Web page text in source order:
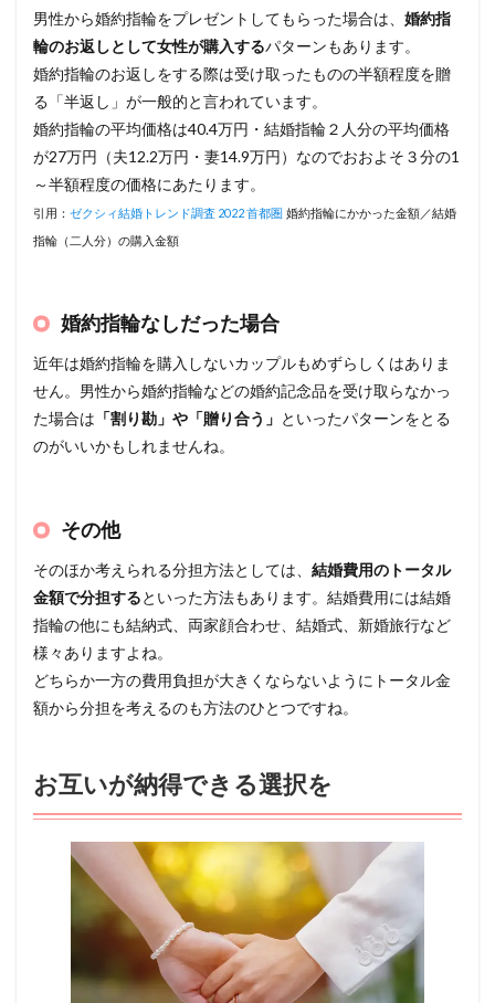
男性から婚約指輪をプレゼントしてもらった場合は、 婚約指
輪のお返しとして女性が購入するパターンもあります。
婚約指輪のお返しをする際は受け取ったものの半額程度を贈
る「半返し」が一般的と言われています。
婚約指輪の平均価格は40.4万円・結婚指輪２人分の平均価格
が27万円（夫12.2万円・妻14.9万円）なのでおおよそ３分の1
～半額程度の価格にあたります。
引用： ゼクシィ結婚トレンド調査 2022 首都圏 婚約指輪にかかった金額／結婚
指輪（二人分）の購入金額
婚約指輪なしだった場合
近年は婚約指輪を購入しないカップルもめずらしくはありま
せん。男性から婚約指輪などの婚約記念品を受け取らなかっ
た場合は 「割り勘」や「贈り合う」 といったパターンをとる
のがいいかもしれませんね。
その他
そのほか考えられる分担方法としては、 結婚費用のトータル
金額で分担するといった方法もあります。結婚費用には結婚
指輪の他にも結納式、両家顔合わせ、結婚式、新婚旅行など
様々ありますよね。
どちらか一方の費用負担が大きくならないようにトータル金
額から分担を考えるのも方法のひとつですね。
お互いが納得できる選択を